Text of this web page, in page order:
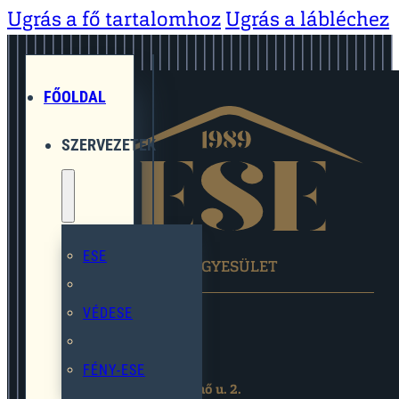
Ugrás a fő tartalomhoz Ugrás a lábléchez
FŐOLDAL
SZERVEZETEK
ESE
VÉDESE
FÉNY-ESE
EGYMÁST SEGÍTŐ EGYESÜLET
2119 Pécel,Pihenő u. 2.